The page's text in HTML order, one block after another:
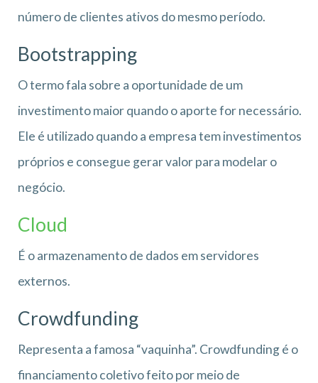
número de clientes ativos do mesmo período.
Bootstrapping
O termo fala sobre a oportunidade de um
investimento maior quando o aporte for necessário.
Ele é utilizado quando a empresa tem investimentos
próprios e consegue gerar valor para modelar o
negócio.
Cloud
É o armazenamento de dados em servidores
externos.
Crowdfunding
Representa a famosa “vaquinha”. Crowdfunding é o
financiamento coletivo feito por meio de